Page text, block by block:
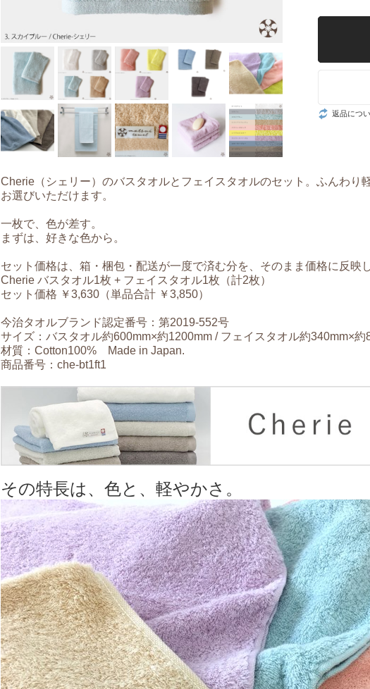
返品につ
Cherie（シェリー）のバスタオルとフェイスタオルのセット。ふんわり
お選びいただけます。
一枚で、色が差す。
まずは、好きな色から。
セット価格は、箱・梱包・配送が一度で済む分を、そのまま価格に反映
Cherie バスタオル1枚 + フェイスタオル1枚（計2枚）
セット価格 ￥3,630（単品合計 ￥3,850）
今治タオルブランド認定番号：第2019-552号
サイズ：バスタオル約600mm×約1200mm / フェイスタオル約340mm×約
材質：Cotton100% Made in Japan.
商品番号：che-bt1ft1
その特長は、色と、軽やかさ。